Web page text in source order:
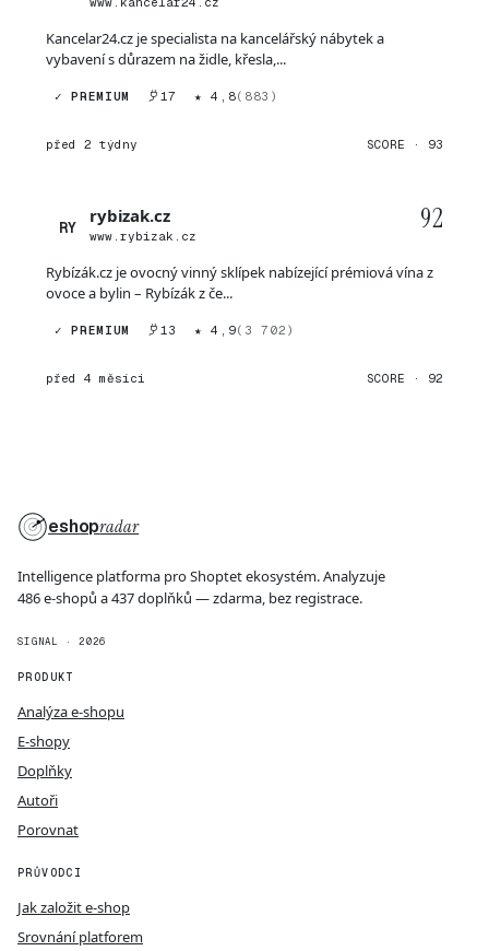
Kancelar24.cz je specialista na kancelářský nábytek a
vybavení s důrazem na židle, křesla,...
✓ PREMIUM 17 ★ 4,8(883)
před 2 týdny SCORE · 93
RY
rybizak.cz
www.rybizak.cz
92
Rybízák.cz je ovocný vinný sklípek nabízející prémiová vína z
ovoce a bylin – Rybízák z če...
✓ PREMIUM 13 ★ 4,9(3 702)
před 4 měsíci SCORE · 92
eshopradar
Intelligence platforma pro Shoptet ekosystém. Analyzuje
486 e-shopů a 437 doplňků — zdarma, bez registrace.
SIGNAL · 2026
PRODUKT
Analýza e-shopu
E-shopy
Doplňky
Autoři
Porovnat
PRŮVODCI
Jak založit e-shop
Srovnání platforem